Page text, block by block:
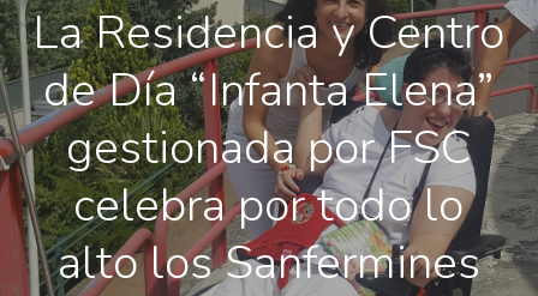
La Residencia y Centro
de Día “Infanta Elena”
gestionada por FSC
celebra por todo lo
alto los Sanfermines